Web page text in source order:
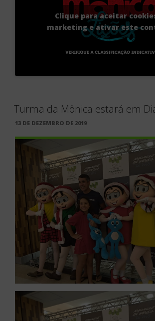
Clique para aceitar
marketing e ativar este
Turma da Mônica estará em
PUBLICADO
13 DE DEZEMBRO DE 2019